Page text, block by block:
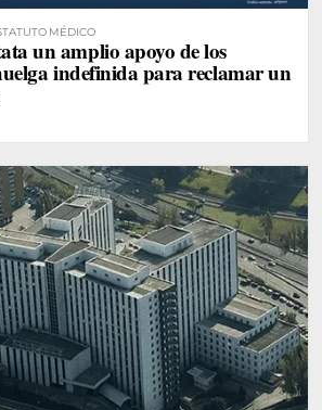
MÉDICO
un amplio apoyo de los
indefinida para reclamar un